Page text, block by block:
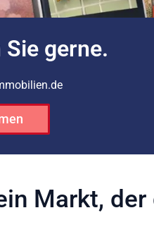
gerne.
Markt,